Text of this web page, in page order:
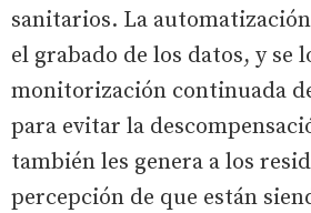
sanitarios. La
el grabado de los datos, y se
monitorización continuada
para evitar la
también les genera a los
percepción de que están